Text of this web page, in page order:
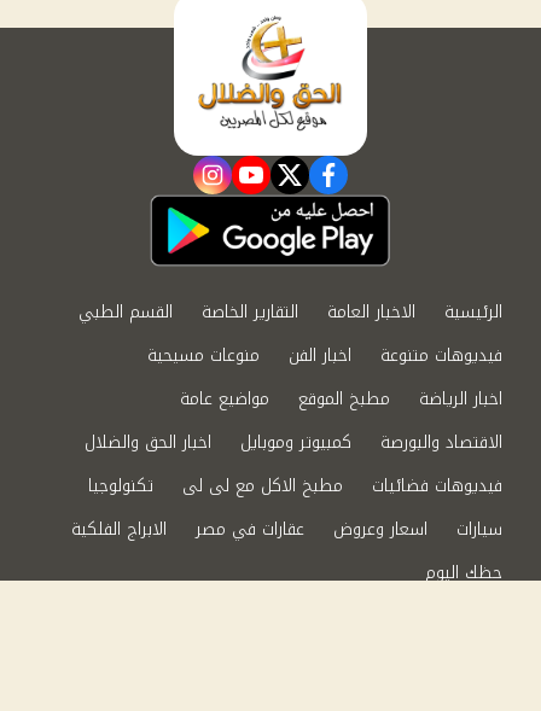
facebook
twitter
youtube
instagram
الرئيسية الاخبار العامة التقارير الخاصة
القسم الطبي
فيديوهات متنوعة
اخبار الفن
منوعات مسيحية
اخبار الرياضة
مطبخ الموقع
مواضيع عامة
الاقتصاد والبورصة
كمبيوتر وموبايل
اخبار الحق والضلال
فيديوهات فضائيات
مطبخ الاكل مع لى لى
تكنولوجيا
سيارات
اسعار وعروض عقارات في مصر
الابراج الفلكية
حظك اليوم